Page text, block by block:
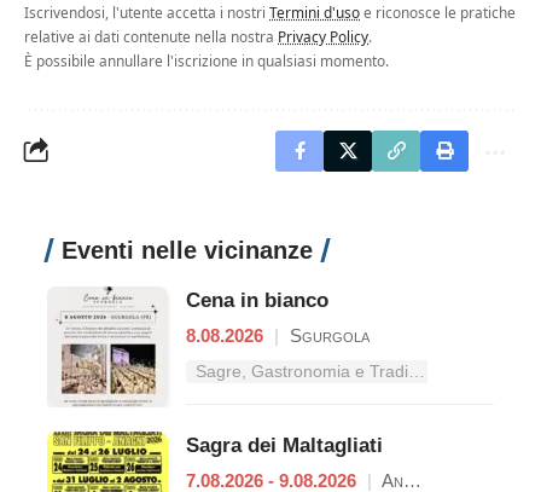
Iscrivendosi, l'utente accetta i nostri Termini d'usoe riconosce le pratiche
relative ai dati contenute nella nostra Privacy Policy.
È possibile annullare l'iscrizione in qualsiasi momento.
Eventi nelle vicinanze
Cena in bianco
8.08.2026 | Sgurgola
Sagra dei Maltagliati
7.08.2026 - 9.08.2026 | Anagni